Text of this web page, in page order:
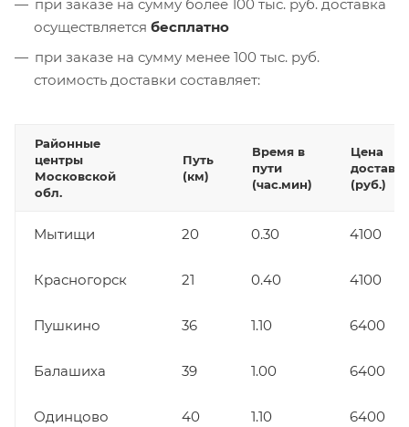
при заказе на сумму более 100 тыс. руб. доставка
осуществляется бесплатно
при заказе на сумму менее 100 тыс. руб.
стоимость доставки составляет:
Районные
центры
Московской
обл.
Путь
(км)
Время в
пути
(час.мин)
Цена
(руб.)
Мытищи 20 0.30 4100
Красногорск 21 0.40 4100
Пушкино 36 1.10 6400
Балашиха 39 1.00 6400
Одинцово 40 1.10 6400